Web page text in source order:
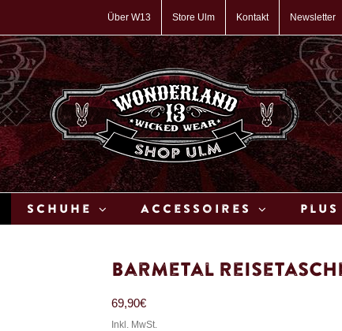
Über W13 Store Ulm Kontakt Newsletter
Schuhe Accessoires Plus
Barmetal
69,90€
Inkl. MwSt.